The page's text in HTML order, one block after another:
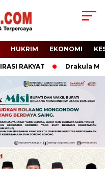
HUKRIM EKONOMI
RAKYAT Drakula